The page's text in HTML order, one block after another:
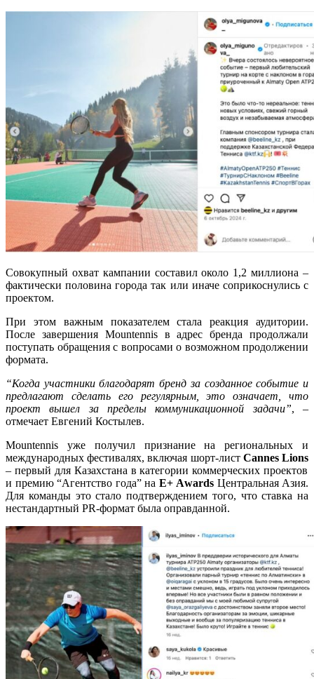
Совокупный охват кампании составил около 1,2 миллиона –
фактически половина города так или иначе соприкоснулись с
проектом.
При этом важным показателем стала реакция аудитории.
После завершения Mountennis в адрес бренда продолжали
поступать обращения с вопросами о возможном продолжении
формата.
“Когда участники благодарят бренд за созданное событие и
предлагают сделать его регулярным, это означает, что
проект вышел за пределы коммуникационной задачи”, –
отмечает Евгений Костылев.
Mountennis уже получил признание на региональных и
международных фестивалях, включая шорт-лист Cannes Lions
– первый для Казахстана в категории коммерческих проектов
и премию “Агентство года” на Е+ Аwards Центральная Азия.
Для команды это стало подтверждением того, что ставка на
нестандартный PR-формат была оправданной.